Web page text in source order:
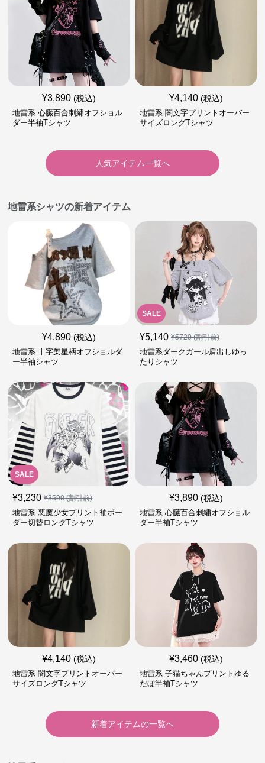
¥3,890 (税込)
地雷系 心臓百合刺繍オフショル
ダー半袖Tシャツ
¥4,140 (税込)
地雷系 闇文字プリントオーバー
サイズロングTシャツ
人気アイテム一覧へ
地雷系シャツの新着アイテム
¥4,890 (税込)
地雷系 十字架星柄オフショルダ
ー半袖シャツ
SALE
¥5,140 ¥5720(割引前)
地雷系ダークガール肩出しゆっ
たりシャツ
SALE
¥3,230 ¥3590(割引前)
地雷系 悪魔少女プリント袖ボー
ダー切替ロングTシャツ
¥3,890 (税込)
地雷系 心臓百合刺繍オフショル
ダー半袖Tシャツ
¥4,140 (税込)
地雷系 闇文字プリントオーバー
サイズロングTシャツ
¥3,460 (税込)
地雷系 子猫ちゃんプリントゆる
だぼ半袖Tシャツ
新着アイテムの一覧へ